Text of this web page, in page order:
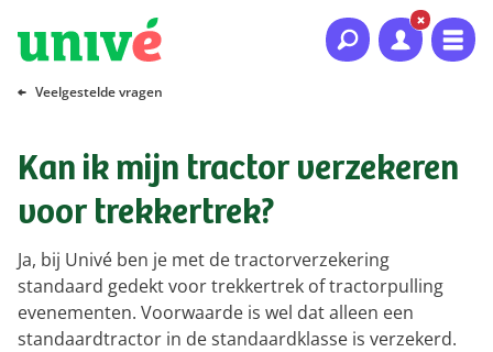
Naar hoofdinhoud
Naar hoofdnavigatie
Naar footer
Veelgestelde vragen
Kan ik mijn tractor verzekeren
voor trekkertrek?
Ja, bij Univé ben je met de tractorverzekering
standaard gedekt voor trekkertrek of tractorpulling
evenementen. Voorwaarde is wel dat alleen een
standaardtractor in de standaardklasse is verzekerd.